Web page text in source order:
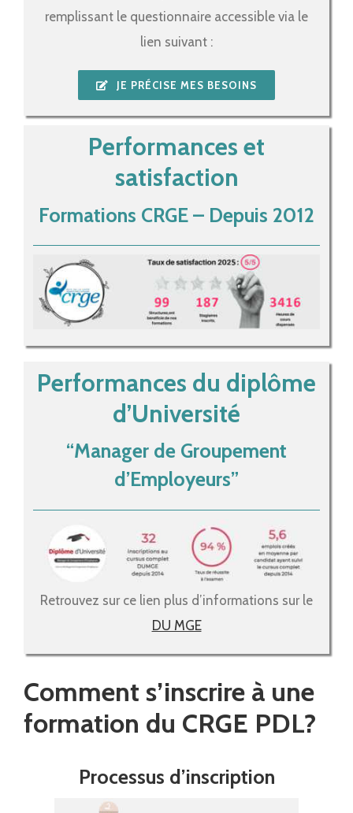
remplissant le questionnaire accessible via le
lien suivant :
JE PRÉCISE MES BESOINS
Performances et
satisfaction
Formations CRGE – Depuis 2012
Performances du diplôme
d’Université
“Manager de Groupement
d’Employeurs”
Retrouvez sur ce lien plus d’informations sur le
DU MGE
Comment s’inscrire à une
formation du CRGE PDL?
Processus d’inscription